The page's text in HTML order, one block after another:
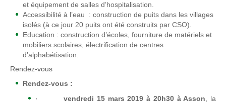
et équipement de salles d’hospitalisation.
Accessibilité à l’eau : construction de puits dans les villages
isolés (à ce jour 20 puits ont été construits par CSO).
Education : construction d’écoles, fourniture de matériels et
mobiliers scolaires, électrification de centres
d’alphabétisation.
Rendez-vous
Rendez-vous :
·vendredi 15 mars 2019 à 20h30 à Asson , la